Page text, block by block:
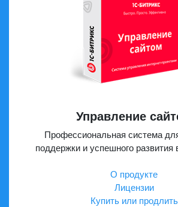
Управление
Профессиональная система
поддержки и успешного развития
О продукте
Лицензии
Купить или продлить